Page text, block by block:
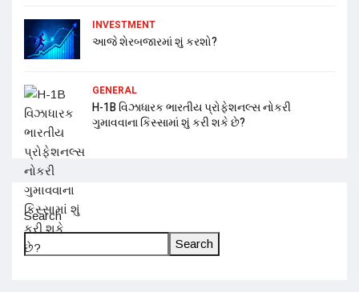
INVESTMENT
આજે શેરબજારમાં શું કરશો?
GENERAL
H-1B વિઝાધારક ભારતીય પ્રોફેશનલ્સ નોકરી
ગુમાવવાના કિસ્સામાં શું કરી શકે છે?
Search
Search